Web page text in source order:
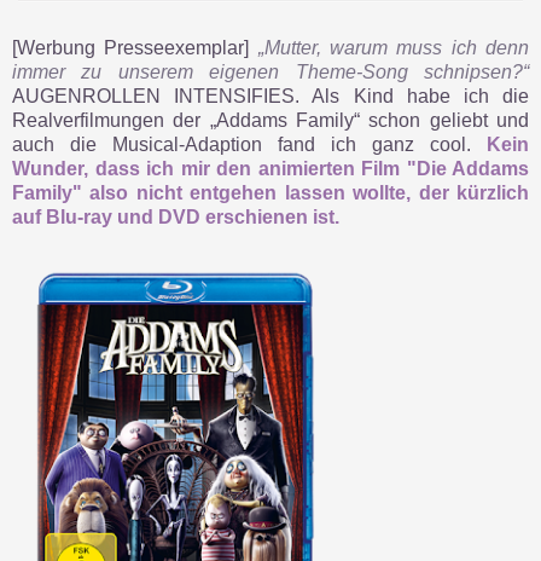
[Werbung Presseexemplar] „Mutter, warum muss ich denn
immer zu unserem eigenen Theme-Song schnipsen?“
AUGENROLLEN INTENSIFIES. Als Kind habe ich die
Realverfilmungen der „Addams Family“ schon geliebt und
auch die Musical-Adaption fand ich ganz cool.
Kein
Wunder, dass ich mir den animierten Film "Die Addams
Family" also nicht entgehen lassen wollte, der kürzlich
auf Blu-ray und DVD erschienen ist.